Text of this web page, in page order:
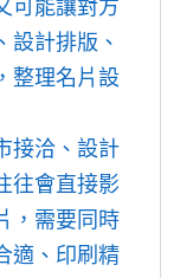
可能讓對方
設計排版、
整理名片設
接洽、設計
往會直接影
，需要同時
適、印刷精